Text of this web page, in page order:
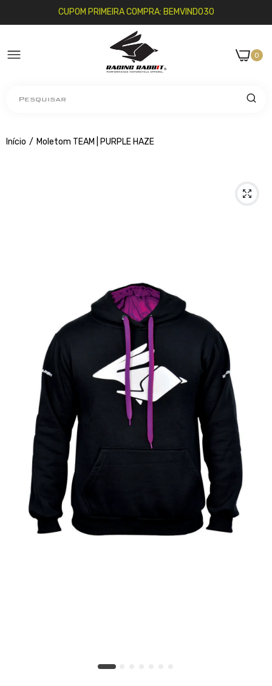
CUPOM PRIMEIRA COMPRA: BEMVINDO30
0
Pesquisar
Início Moletom TEAM | PURPLE HAZE